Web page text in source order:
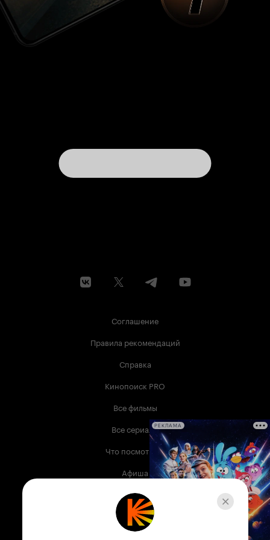
Соглашение
Правила рекомендаций
Справка
Кинопоиск PRO
Все фильмы
Все сериалы
Что посмотреть
Афиша
Музыка
Телепрограмма
РЕКЛАМА